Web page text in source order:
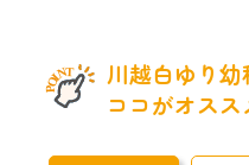
川越白ゆり
ココがオスス